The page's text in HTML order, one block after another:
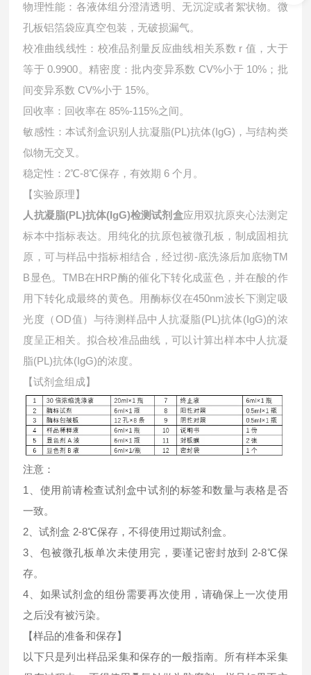
物理性能：各液体组分澄清透明、无沉淀或者絮状物。微
孔板铝箔袋应真空包装，无破损漏气。
校准曲线线性：校准品剂量反应曲线相关系数 r 值，大于
等于 0.9900。精密度：批内变异系数 CV%小于 10%；批
间变异系数 CV%小于 15%。
回收率：回收率在 85%-115%之间。
敏感性：本试剂盒识别人抗凝脂(PL)抗体(IgG)，与结构类
似物无交叉。
稳定性：2℃-8℃保存，有效期 6 个月。
【实验原理】
人抗凝脂(PL)抗体(IgG)检测试剂盒应用双抗原夹心法测定
标本中指标表达。用纯化的抗原包被微孔板，制成固相抗
原，可与样品中指标相结合，经过彻-底洗涤后加底物TM
B显色。TMB在HRP酶的催化下转化成蓝色，并在酸的作
用下转化成最终的黄色。用酶标仪在450nm波长下测定吸
光度（OD值）与待测样品中 人抗凝脂(PL)抗体(IgG)的浓
度呈正相关。拟合校准品曲线，可以计算出样本中 人抗凝
脂(PL)抗体(IgG)的浓度。
【试剂盒组成】
注意：
1、使用前请检查试剂盒中试剂的标签和数量与表格是否
一致。
2、试剂盒 2-8℃保存，不得使用过期试剂盒。
3、包被微孔板单次未使用完，要谨记密封放到 2-8℃保
存。
4、如果试剂盒的组份需要再次使用，请确保上一次使用
之后没有被污染。
【样品的准备和保存】
以下只是列出样品采集和保存的一般指南。所有样本采集